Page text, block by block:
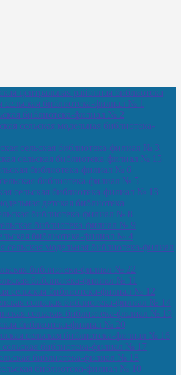
центральная районная библиотека
сельская библиотека-филиал № 1
библиотека-филиал № 2
сельская модельная библиотека-
сельская библиотека-филиал № 3
сельская библиотека-филиал № 15
библиотека-филиал № 6
библиотека-филиал № 5
сельская библиотека-филиал № 13
детская библиотека
библиотека-филиал № 8
библиотека-филиал № 9
библиотека-филиал № 4
сельская модельная библиотека-филиал
библиотека-филиал № 22
библиотека-филиал № 11
сельская библиотека-филиал № 12
сельская библиотека-филиал № 14
сельская библиотека-филиал № 19
библиотека-филиал № 20
сельская библиотека-филиал № 16
сельская библиотека-филиал № 17
библиотека-филиал № 18
библиотека-филиал № 10